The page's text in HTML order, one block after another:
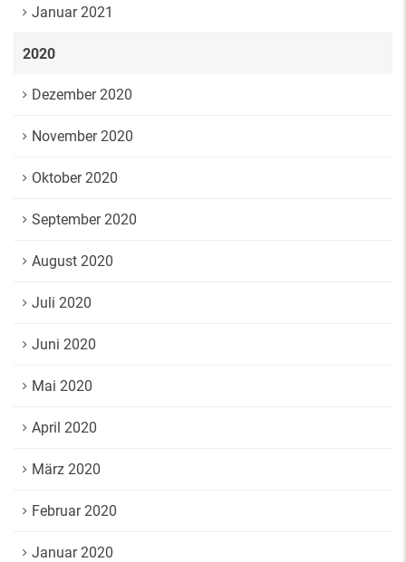
Januar 2021
2020
Dezember 2020
November 2020
Oktober 2020
September 2020
August 2020
Juli 2020
Juni 2020
Mai 2020
April 2020
März 2020
Februar 2020
Januar 2020